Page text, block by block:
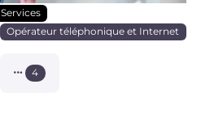
Services
Opérateur téléphonique et Internet
4